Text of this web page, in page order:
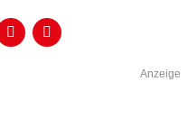
Anzeige